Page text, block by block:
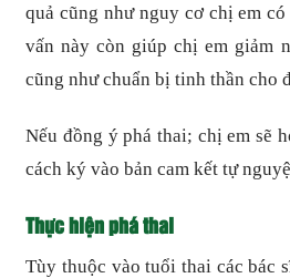
quả cũng như nguy cơ chị em
vấn này còn giúp chị em giảm
cũng như chuẩn bị tinh thần cho
Nếu đồng ý phá thai; chị em sẽ
cách ký vào bản cam kết tự
Thực hiện phá thai
Tùy thuộc vào tuổi thai các bác